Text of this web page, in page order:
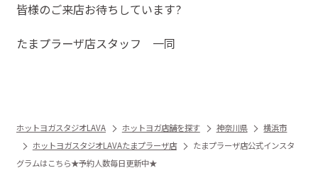
皆様のご来店お待ちしています?
たまプラーザ店スタッフ 一同
ホットヨガスタジオLAVA ホットヨガ店舗を探す 神奈川県
横浜市
ホットヨガスタジオLAVAたまプラーザ店
たまプラーザ店公式インスタ
グラムはこちら★予約人数毎日更新中★